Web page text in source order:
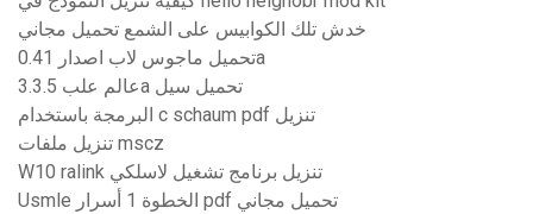
خدش تلك الكوابيس على الشمع تحميل مجاني
تحميل ماجوس لاب اصدار 0.41a
عالم علب 3.3.5a تحميل سيل
البرمجة باستخدام c schaum pdf تنزيل
تنزيل ملفات mscz
W10 ralink تنزيل برنامج تشغيل لاسلكي
Usmle الخطوة 1 أسرار pdf تحميل مجاني